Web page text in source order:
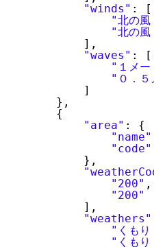
"winds" : [
"北の風　
"北の風
],
"waves" : [
"１メート
"０．５
]
},
{
"area" : {
"name"
"code"
},
"200" ,
"200"
],
"weathers"
"くもり　
"くもり　